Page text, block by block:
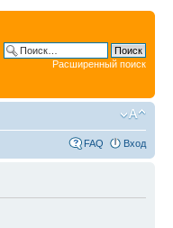
Расширенный поиск
FAQ Вход